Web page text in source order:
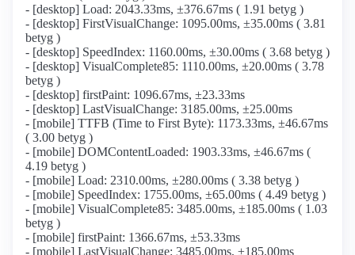
- [desktop] Load: 2043.33ms, ±376.67ms ( 1.91 betyg )
- [desktop] FirstVisualChange: 1095.00ms, ±35.00ms ( 3.81
betyg )
- [desktop] SpeedIndex: 1160.00ms, ±30.00ms ( 3.68 betyg )
- [desktop] VisualComplete85: 1110.00ms, ±20.00ms ( 3.78
betyg )
- [desktop] firstPaint: 1096.67ms, ±23.33ms
- [desktop] LastVisualChange: 3185.00ms, ±25.00ms
- [mobile] TTFB (Time to First Byte): 1173.33ms, ±46.67ms
( 3.00 betyg )
- [mobile] DOMContentLoaded: 1903.33ms, ±46.67ms (
4.19 betyg )
- [mobile] Load: 2310.00ms, ±280.00ms ( 3.38 betyg )
- [mobile] SpeedIndex: 1755.00ms, ±65.00ms ( 4.49 betyg )
- [mobile] VisualComplete85: 3485.00ms, ±185.00ms ( 1.03
betyg )
- [mobile] firstPaint: 1366.67ms, ±53.33ms
- [mobile] LastVisualChange: 3485.00ms, ±185.00ms